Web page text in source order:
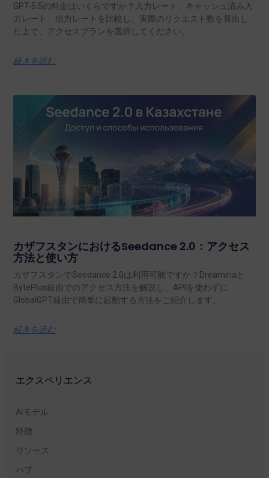
GPT-5.5の料金はいくらですか？入力レート、キャッシュ済み入
力レート、出力レートを比較し、実際のリクエスト数を算出し
た上で、アクセスプランを選択してください。.
続きを読む
カザフスタンにおけるSeedance 2.0：アクセス
方法と使い方
カザフスタンでSeedance 2.0は利用可能ですか？Dreaminaと
BytePlus経由でのアクセス方法を解説し、APIを使わずに
GlobalGPT経由で簡単に起動する方法をご紹介します。.
続きを読む
エクスペリエンス
AIモデル
特徴
リソース
ハブ